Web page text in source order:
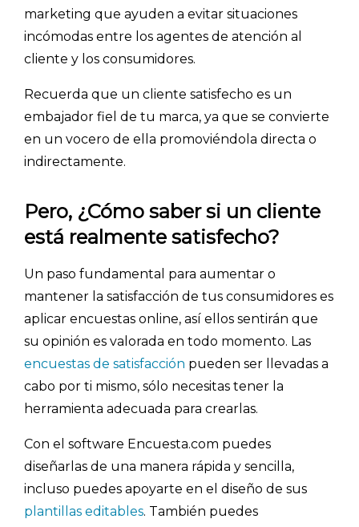
INICIO
CÓMO FUNCIONA
PLANTILLAS
BLOG
ACCEDER →
marketing que ayuden a evitar situaciones
incómodas entre los agentes de atención al
cliente y los consumidores.
Recuerda que un cliente satisfecho es un
embajador fiel de tu marca, ya que se convierte
en un vocero de ella promoviéndola directa o
indirectamente.
Pero, ¿Cómo saber si un cliente
está realmente satisfecho?
Un paso fundamental para aumentar o
mantener la satisfacción de tus consumidores es
aplicar encuestas online, así ellos sentirán que
su opinión es valorada en todo momento. Las
encuestas de satisfacción pueden ser llevadas a
cabo por ti mismo, sólo necesitas tener la
herramienta adecuada para crearlas.
Con el software Encuesta.com puedes
diseñarlas de una manera rápida y sencilla,
incluso puedes apoyarte en el diseño de sus
plantillas editables. También puedes